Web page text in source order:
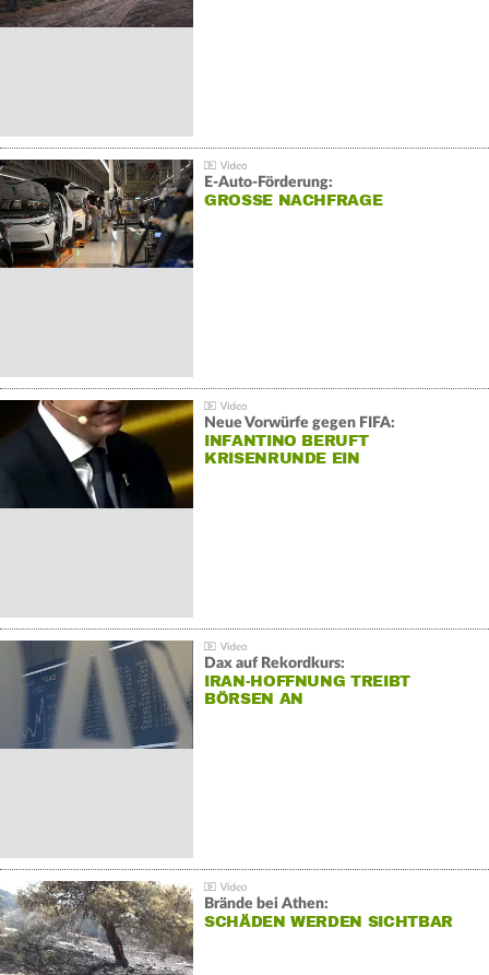
E-Auto-Förderung:
GROSSE NACHFRAGE
Neue Vorwürfe gegen FIFA:
INFANTINO BERUFT
KRISENRUNDE EIN
Dax auf Rekordkurs:
IRAN-HOFFNUNG TREIBT
BÖRSEN AN
Brände bei Athen:
SCHÄDEN WERDEN SICHTBAR